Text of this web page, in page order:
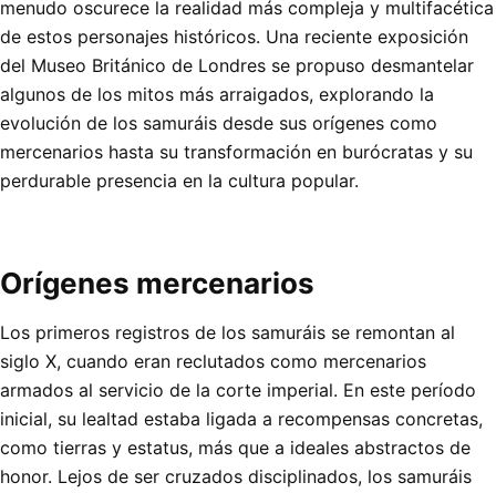
menudo oscurece la realidad más compleja y multifacética
de estos personajes históricos. Una reciente exposición
del Museo Británico de Londres se propuso desmantelar
algunos de los mitos más arraigados, explorando la
evolución de los samuráis desde sus orígenes como
mercenarios hasta su transformación en burócratas y su
perdurable presencia en la cultura popular.
Orígenes mercenarios
Los primeros registros de los samuráis se remontan al
siglo X, cuando eran reclutados como mercenarios
armados al servicio de la corte imperial. En este período
inicial, su lealtad estaba ligada a recompensas concretas,
como tierras y estatus, más que a ideales abstractos de
honor. Lejos de ser cruzados disciplinados, los samuráis